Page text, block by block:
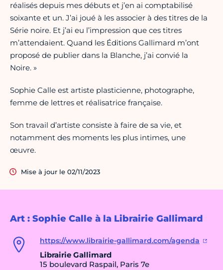
Art : Sophie Calle à la Librairie Gallimard
https://www.librairie-gallimard.com/agenda
Librairie Gallimard
15 boulevard Raspail, Paris 7e
réalisés depuis mes débuts et j’en ai comptabilisé
soixante et un. J’ai joué à les associer à des titres de la
Série noire. Et j’ai eu l’impression que ces titres
m’attendaient. Quand les Éditions Gallimard m’ont
proposé de publier dans la Blanche, j’ai convié la
Noire. »
Sophie Calle est artiste plasticienne, photographe,
femme de lettres et réalisatrice française.
Son travail d’artiste consiste à faire de sa vie, et
notamment des moments les plus intimes, une
œuvre.
Mise à jour le 02/11/2023